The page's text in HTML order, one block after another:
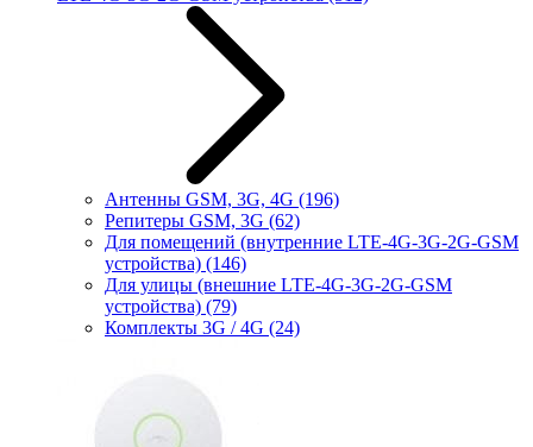
Антенны GSM, 3G, 4G (196)
Репитеры GSM, 3G (62)
Для помещений (внутренние LTE-4G-3G-2G-GSM
устройства) (146)
Для улицы (внешние LTE-4G-3G-2G-GSM
устройства) (79)
Комплекты 3G / 4G (24)